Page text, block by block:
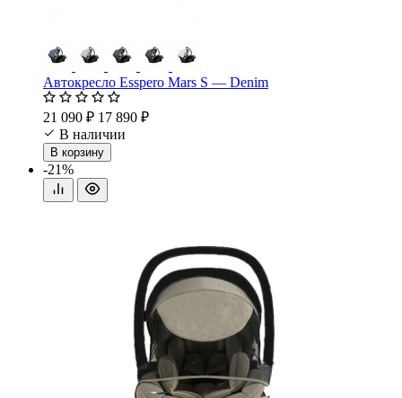
Автокресло Esspero Mars S — Denim
21 090 ₽ 17 890 ₽
В наличии
В корзину
-21%